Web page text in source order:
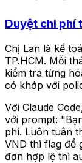
Duyệt chi phí
Chị Lan là kế
TP.HCM. Mỗi
kiểm tra từng
có khớp với
Với Claude
với prompt:
phí. Luôn tuân
VND thì flag để
đơn hợp lệ thì